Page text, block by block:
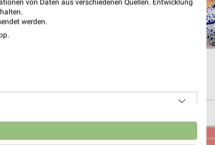
von Daten aus verschiedenen Quellen. Entwicklung
werden.